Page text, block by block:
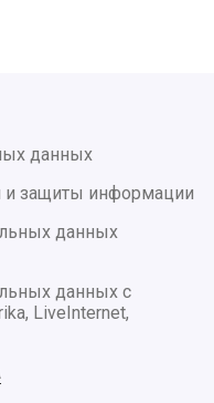
данных
и защиты информации
данных
данных с
LiveInternet,